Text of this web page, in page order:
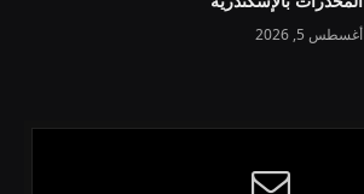
أغسطس 5, 2026